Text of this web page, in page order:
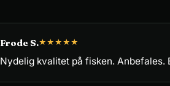
Frode S.★ ★ ★ ★ ★
Nydelig kvalitet på fisken. Anbefales.